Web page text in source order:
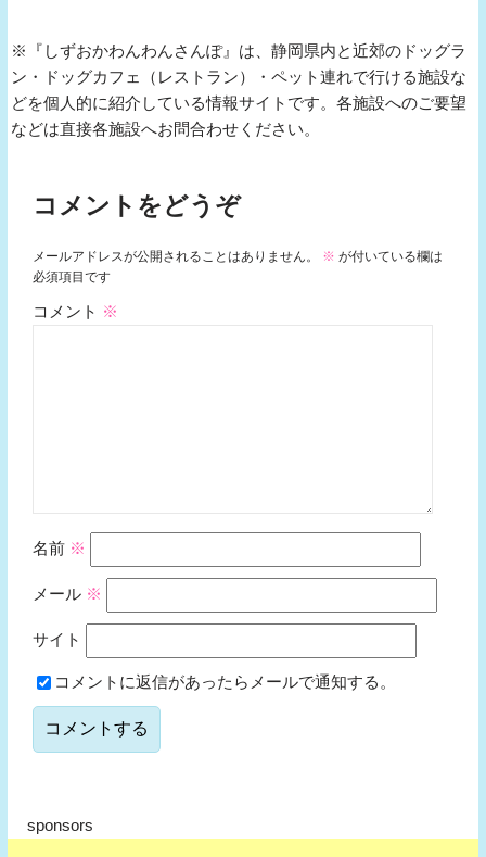
※『しずおかわんわんさんぽ』は、静岡県内と近郊のドッグラ
ン・ドッグカフェ（レストラン）・ペット連れで行ける施設な
どを個人的に紹介している情報サイトです。各施設へのご要望
などは直接各施設へお問合わせください。
コメントをどうぞ
メールアドレスが公開されることはありません。 ※ が付いている欄は
必須項目です
コメント ※
名前 ※
メール ※
サイト
コメントに返信があったらメールで通知する。
sponsors